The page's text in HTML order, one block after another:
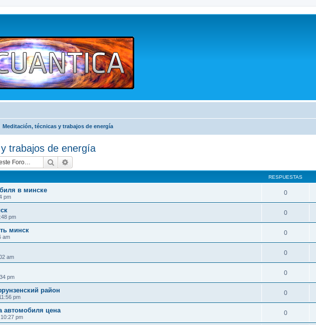
Meditación, técnicas y trabajos de energía
trabajos de energía
Buscar
RESPUESTAS
в минске
pm
0
pm
0
минск
am
0
am
0
pm
0
район
pm
0
автомобиля цена
pm
0